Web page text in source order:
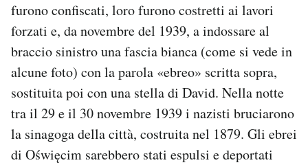
furono confiscati, loro furono costretti ai lavori
forzati e, da novembre del 1939, a indossare al
braccio sinistro una fascia bianca (come si vede in
alcune foto) con la parola «ebreo» scritta sopra,
sostituita poi con una stella di David. Nella notte
tra il 29 e il 30 novembre 1939 i nazisti bruciarono
la sinagoga della città, costruita nel 1879. Gli ebrei
di Oświęcim sarebbero stati espulsi e deportati